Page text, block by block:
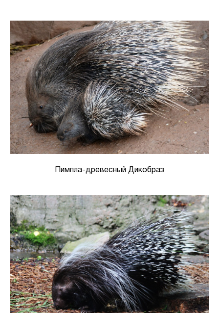
Пимпла-древесный Дикобраз